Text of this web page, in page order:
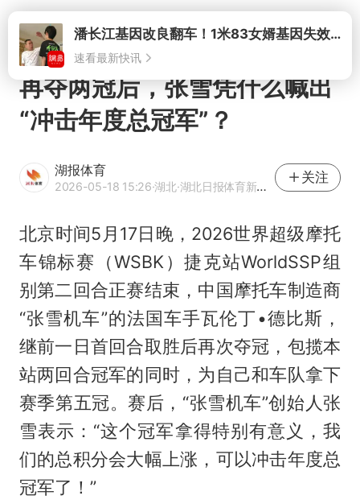
打开
再夺两冠后，张雪凭什么喊出
“冲击年度总冠军”？
湖报体育
2026-05-18 15:26·湖北·湖北日报体育新闻中心
关注
北京时间5月17日晚，2026世界超级摩托
车锦标赛（WSBK）捷克站WorldSSP组
别第二回合正赛结束，中国摩托车制造商
“张雪机车”的法国车手瓦伦丁•德比斯，
继前一日首回合取胜后再次夺冠，包揽本
站两回合冠军的同时，为自己和车队拿下
赛季第五冠。赛后，“张雪机车”创始人张
雪表示：“这个冠军拿得特别有意义，我
们的总积分会大幅上涨，可以冲击年度总
冠军了！”